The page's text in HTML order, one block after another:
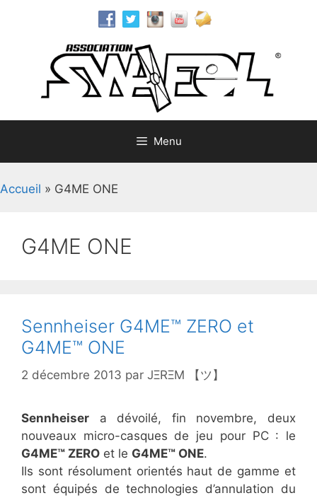
Menu
Accueil » G4ME ONE
G4ME ONE
Sennheiser G4ME™ ZERO et
G4ME™ ONE
2 décembre 2013 par JΞRΞM 【ツ】
Sennheiser a dévoilé, fin novembre, deux
nouveaux micro-casques de jeu pour PC : le
G4ME™ ZERO et le G4ME™ ONE.
Ils sont résolument orientés haut de gamme et
sont équipés de technologies d’annulation du